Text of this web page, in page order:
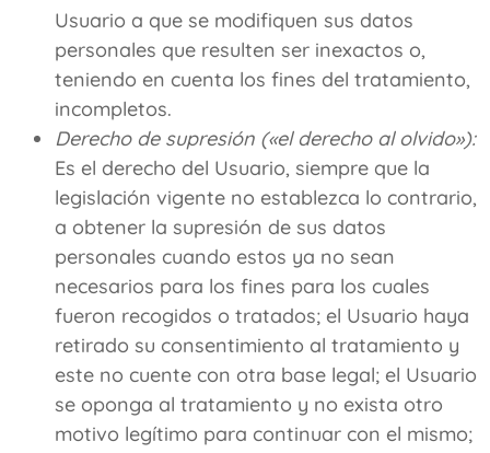
Usuario a que se modifiquen sus datos
personales que resulten ser inexactos o,
teniendo en cuenta los fines del tratamiento,
incompletos.
Derecho de supresión («el derecho al olvido»):
Es el derecho del Usuario, siempre que la
legislación vigente no establezca lo contrario,
a obtener la supresión de sus datos
personales cuando estos ya no sean
necesarios para los fines para los cuales
fueron recogidos o tratados; el Usuario haya
retirado su consentimiento al tratamiento y
este no cuente con otra base legal; el Usuario
se oponga al tratamiento y no exista otro
motivo legítimo para continuar con el mismo;